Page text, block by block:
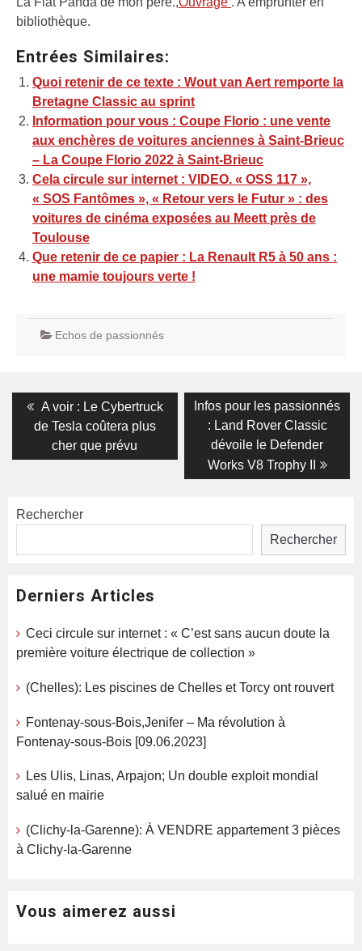
bibliothèque.
Entrées Similaires:
Quoi retenir de ce texte : Wout van Aert remporte la
Bretagne Classic au sprint
Information pour vous : Coupe Florio : une vente
aux enchères de voitures anciennes à Saint-Brieuc
– La Coupe Florio 2022 à Saint-Brieuc
Cela circule sur internet : VIDEO. « OSS 117 »,
« SOS Fantômes », « Retour vers le Futur » : des
voitures de cinéma exposées au Meett près de
Toulouse
Que retenir de ce papier : La Renault R5 à 50 ans :
une mamie toujours verte !
Echos de passionnés
Navigation
l’article
Previous
post:
A voir : Le Cybertruck
de Tesla coûtera plus
cher que prévu
Next
post:
Infos pour les passionnés
: Land Rover Classic
dévoile le Defender
Works V8 Trophy II
Rechercher
Rechercher
Derniers Articles
Ceci circule sur internet : « C’est sans aucun doute la
première voiture électrique de collection »
(Chelles): Les piscines de Chelles et Torcy ont rouvert
Fontenay-sous-Bois,Jenifer – Ma révolution à
Fontenay-sous-Bois [09.06.2023]
Les Ulis, Linas, Arpajon; Un double exploit mondial
salué en mairie
(Clichy-la-Garenne): À VENDRE appartement 3 pièces
à Clichy-la-Garenne
Vous aimerez aussi